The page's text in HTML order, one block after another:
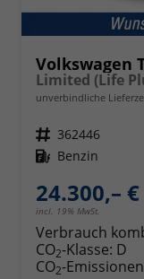
Volkswagen
unverbindliche
Fahrzeugnr. 362446
Kraftstoff Benzin
24.300,– €
incl. 19% MwSt.
Verbrauch
CO2-Klasse: D
CO2-